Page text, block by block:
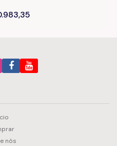
nós